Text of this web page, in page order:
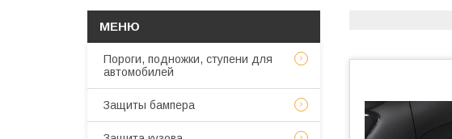
Пороги, подножки, ступени для
автомобилей
Защиты бампера